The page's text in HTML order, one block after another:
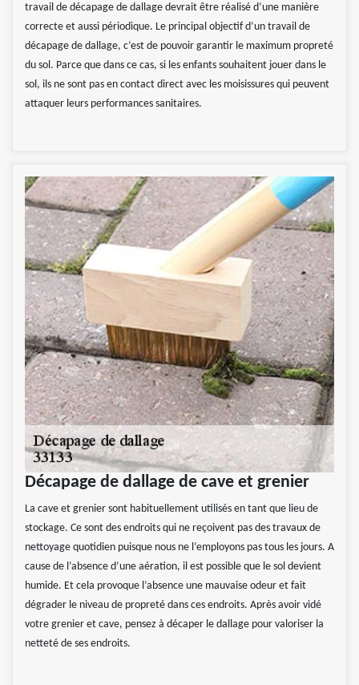
travail de décapage de dallage devrait être réalisé d’une manière
correcte et aussi périodique. Le principal objectif d’un travail de
décapage de dallage, c’est de pouvoir garantir le maximum propreté
du sol. Parce que dans ce cas, si les enfants souhaitent jouer dans le
sol, ils ne sont pas en contact direct avec les moisissures qui peuvent
attaquer leurs performances sanitaires.
Décapage de dallage de cave et grenier
La cave et grenier sont habituellement utilisés en tant que lieu de
stockage. Ce sont des endroits qui ne reçoivent pas des travaux de
nettoyage quotidien puisque nous ne l’employons pas tous les jours. A
cause de l’absence d’une aération, il est possible que le sol devient
humide. Et cela provoque l’absence une mauvaise odeur et fait
dégrader le niveau de propreté dans ces endroits. Après avoir vidé
votre grenier et cave, pensez à décaper le dallage pour valoriser la
netteté de ses endroits.